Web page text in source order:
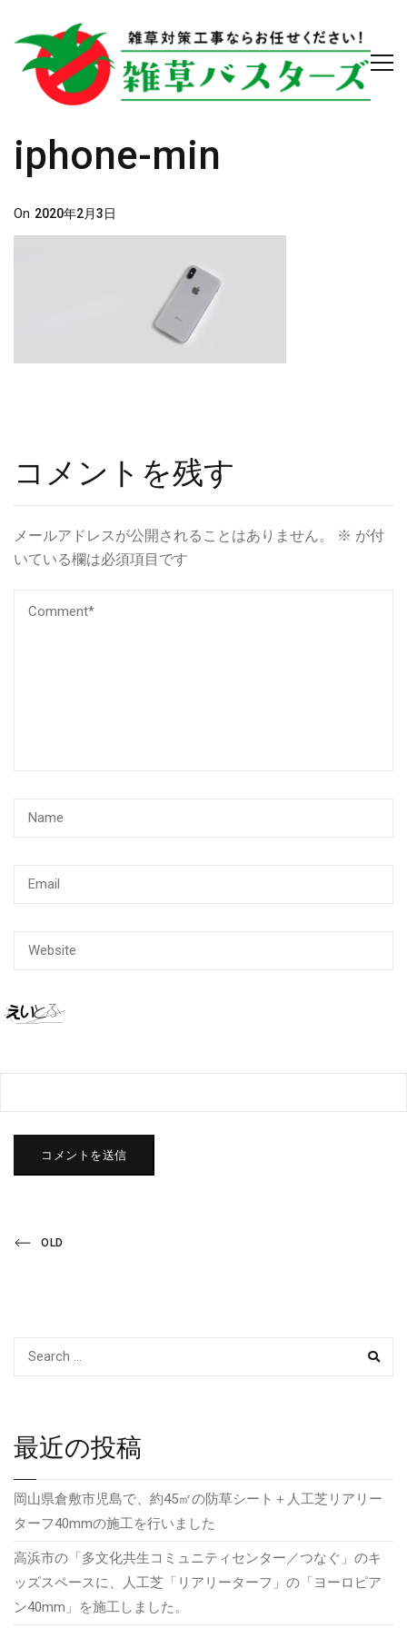
iphone-min
Posted
On
On 2020年2月3日
コメントを残す
メールアドレスが公開されることはありません。 ※ が付
いている欄は必須項目です
投
ビ
ー
シ
ョ
ン
Previous
OLD
最近の投稿
岡山県倉敷市児島で、約45㎡の防草シート＋人工芝リアリー
ターフ40mmの施工を行いました
高浜市の「多文化共生コミュニティセンター／つなぐ」のキ
ッズスペースに、人工芝「リアリーターフ」の「ヨーロピア
ン40mm」を施工しました。